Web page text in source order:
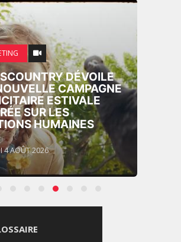
DÉVOILE
CAMPAGNE
ESTIVALE
SUR LES
HUMAINES
4 AOÛT 2026